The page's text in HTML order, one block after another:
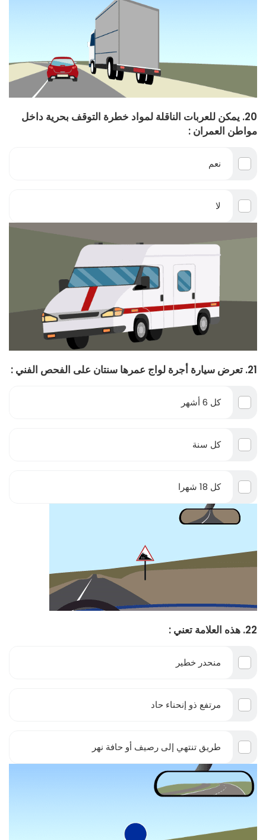
20. يمكن للعربات الناقلة لمواد خطرة التوقف بحرية داخل
مواطن العمران :
نعم
لا
21. تعرض سيارة أجرة لواج عمرها سنتان على الفحص الفني :
كل 6 أشهر
كل سنة
كل 18 شهرا
22. هذه العلامة تعني :
منحدر خطير
مرتفع ذو إنحناء حاد
طريق تنتهي إلى رصيف أو حافة نهر